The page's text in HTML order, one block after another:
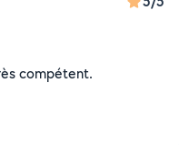
compétent.